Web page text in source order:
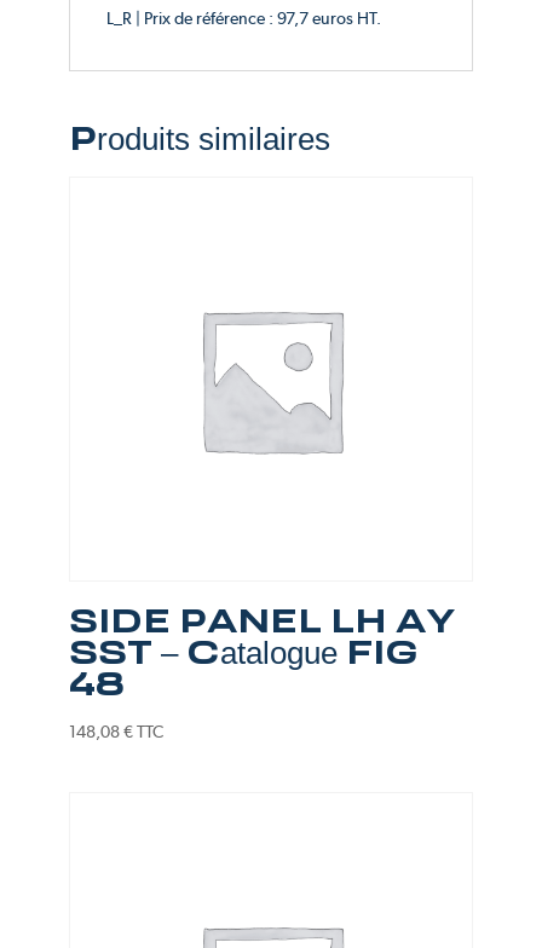
L_R | Prix de référence : 97,7 euros HT.
Produits similaires
SIDE PANEL LH AY
SST – Catalogue FIG
48
148,08€ TTC